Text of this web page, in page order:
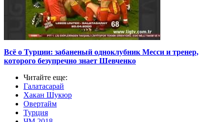
Всё о Турции: забаненый одноклубник Месси и тренер,
которого безупречно знает Шевченко
Читайте еще:
Галатасарай
Хакан Шукюр
Овертайм
Турция